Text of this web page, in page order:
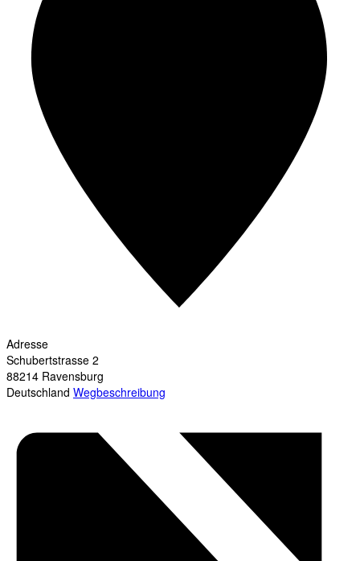
Adresse
Schubertstrasse 2
88214 Ravensburg
Deutschland Wegbeschreibung